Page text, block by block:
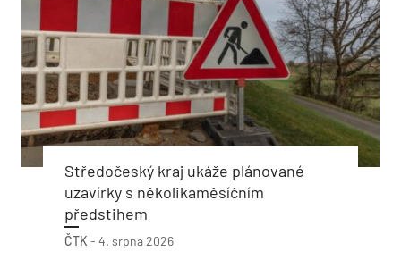
Středočeský kraj ukáže plánované
uzavírky s několikaměsíčním
předstihem
ČTK - 4. srpna 2026